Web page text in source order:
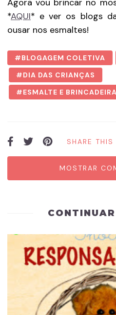
Agora vou brincar no
*AQUI* e ver os blogs
ousar nos esmaltes!
BLOGAGEM COLETIVA
DIA DAS CRIANÇAS
ESMALTE E
SHARE THIS
MOSTRAR